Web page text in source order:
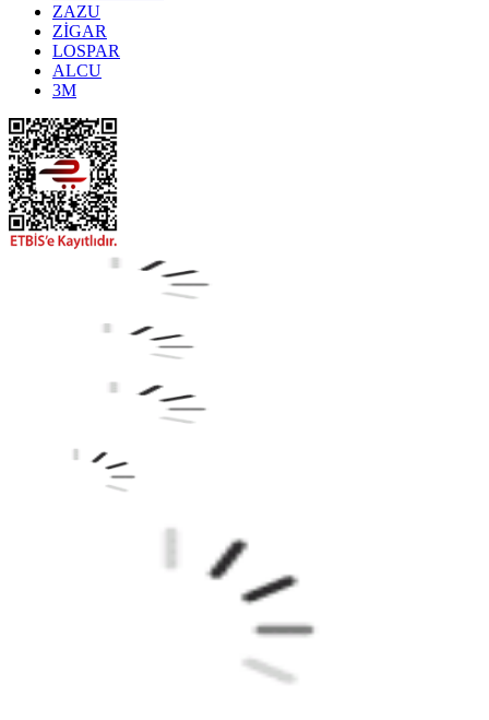
ZAZU
ZİGAR
LOSPAR
ALCU
3M